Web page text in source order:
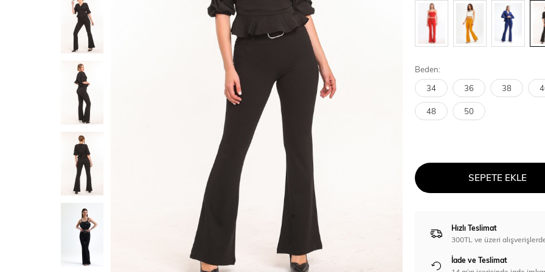
Beden:
34
36 38
48 50
SEPETE EKLE
Hızlı Teslimat
300TL ve üzeri
İade ve Teslimat